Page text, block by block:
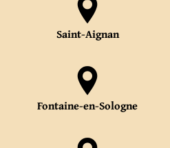
Saint-Aignan
Fontaine-en-Sologne